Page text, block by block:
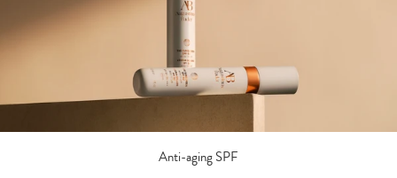
Anti-aging SPF